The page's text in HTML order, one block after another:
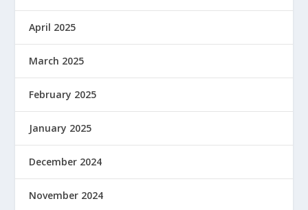
April 2025
March 2025
February 2025
January 2025
December 2024
November 2024